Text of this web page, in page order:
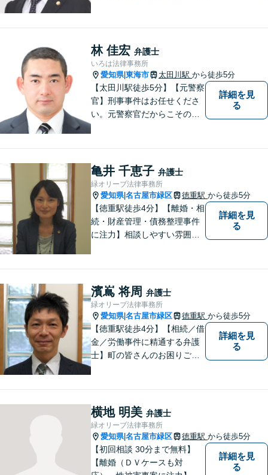
できるよう努めております。
林 佳宏 弁護士
いろは法律事務所
愛知県|東海市 太田川駅 から徒歩5分
【太田川駅徒歩5分】【元警察
官】刑事事件はお任せくださ
い。元警察官だからこその視
ることはございません。元警
察官の経験を活かした交通事
故事案対応もいたします。
詳細を見
る
亀井 千恵子 弁護士
緑オリーブ法律事務所
愛知県|名古屋市緑区 徳重駅 から徒歩5分
【徳重駅徒歩4分】【離婚・相
続・財産管理・債務整理事件
に注力】相談しやすい雰囲気
詳細を見
る
濱嶌 将周 弁護士
緑オリーブ法律事務所
愛知県|名古屋市緑区 徳重駅 から徒歩5分
【徳重駅徒歩4分】【相続／借
金／労働事件に精通する弁護
士】町の皆さんのお困りごと
バー等の情報問題にも意欲高
く取り組みます。お困りごと
があれば。お気軽にご相談く
ださい。
詳細を見
る
横地 明美 弁護士
緑オリーブ法律事務所
愛知県|名古屋市緑区 徳重駅 から徒歩5分
【初回相談 30分まで無料】
【離婚（ＤＶケースも対
詳細を見
る